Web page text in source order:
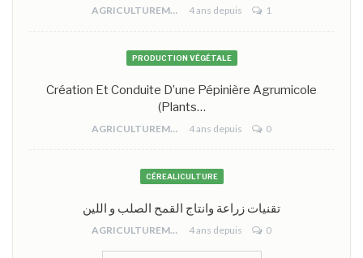
AGRICULTUREMONO 4 ans depuis 1
PRODUCTION VÉGÉTALE
Création Et Conduite D’une Pépinière Agrumicole
(plants…
AGRICULTUREMONO 4 ans depuis 0
CÉREALICULTURE
تقنيات زراعة وانتاج القمح الصلب و اللين
AGRICULTUREMONO 4 ans depuis 0